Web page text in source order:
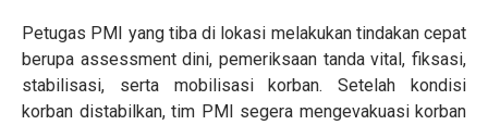
Petugas PMI yang tiba di lokasi melakukan tindakan cepat
berupa assessment dini, pemeriksaan tanda vital, fiksasi,
stabilisasi, serta mobilisasi korban. Setelah kondisi
korban distabilkan, tim PMI segera mengevakuasi korban